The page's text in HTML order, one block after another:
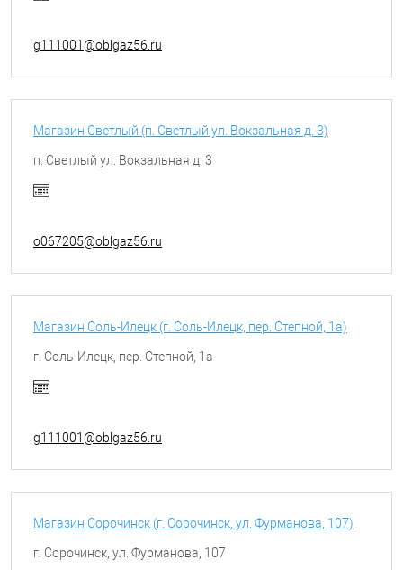
g111001@oblgaz56.ru
Магазин Светлый (п. Светлый ул. Вокзальная д. 3)
п. Светлый ул. Вокзальная д. 3
o067205@oblgaz56.ru
Магазин Соль-Илецк (г. Соль-Илецк, пер. Степной, 1а)
г. Соль-Илецк, пер. Степной, 1а
g111001@oblgaz56.ru
Магазин Сорочинск (г. Сорочинск, ул. Фурманова, 107)
г. Сорочинск, ул. Фурманова, 107